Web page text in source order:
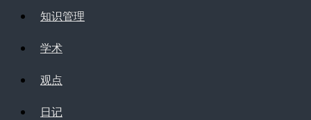
知识管理
学术
观点
日记